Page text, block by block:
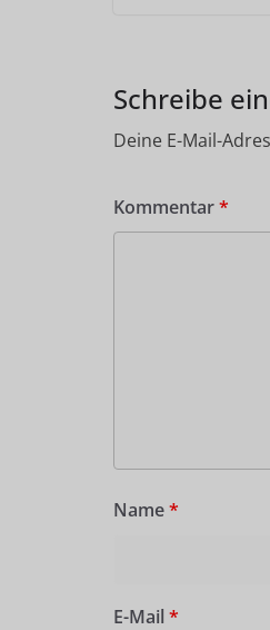
Schreibe
Deine E-Mail-
Kommentar*
Name*
E-Mail *